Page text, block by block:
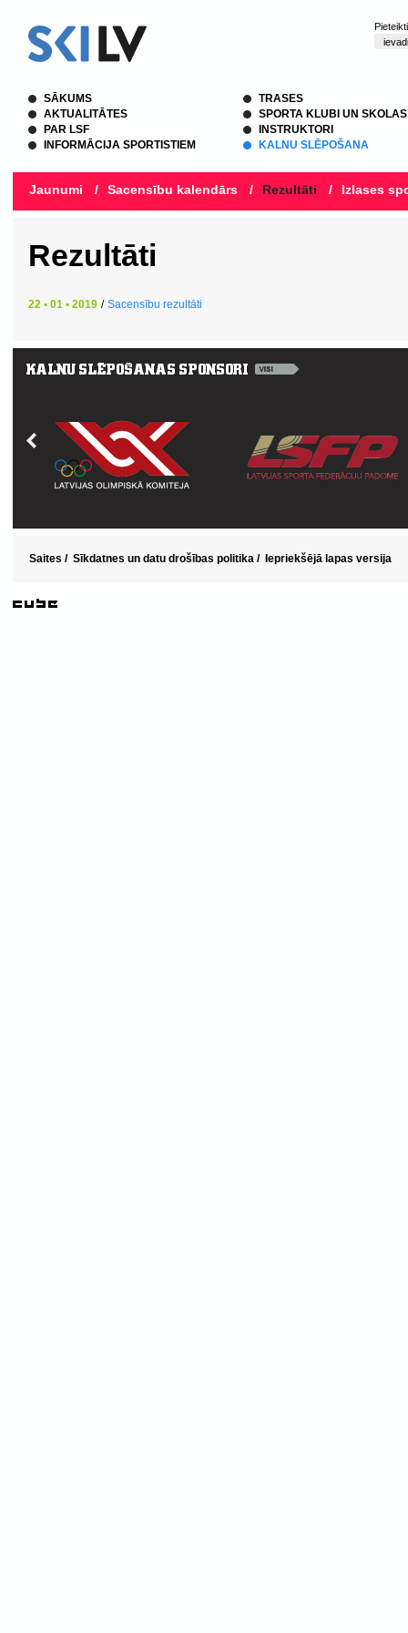
SĀKUMS
AKTUALITĀTES
PAR LSF
INFORMĀCIJA SPORTISTIEM
TRASES
SPORTA KLUBI UN SKOLAS
INSTRUKTORI
KALNU SLĒPOŠANA
Jaunumi / Sacensību kalendārs / Rezultāti / Izlases
Rezultāti
22 • 01 • 2019 / Sacensību rezultāti
Saites / Sīkdatnes un datu drošības politika / Iepriekšējā lapas versija